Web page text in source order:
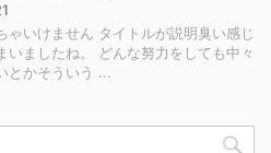
ゃいけません タイトルが説明臭い感じ
いましたね。 どんな努力をしても中々
とかそういう ...